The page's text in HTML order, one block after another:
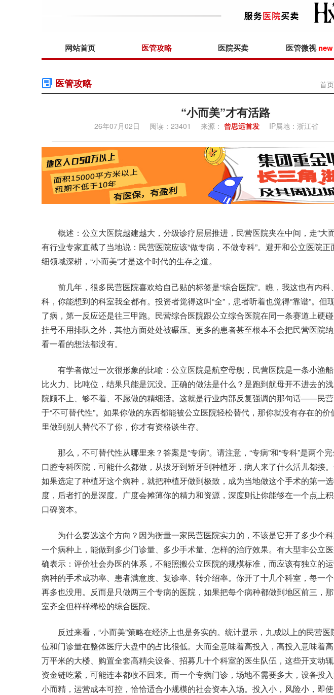
网站首页 医管攻略 医院买卖 医管微视new
医管攻略 首页
“小而美”才有活路
26年07月02日 阅读：23401 来源： 曾思远首发 IP属地：浙江省
概述：公立大医院越建越大，分级诊疗层层推进，民营医院夹在中间，走“大而
有行业专家直截了当地说：民营医院应该“做专病，不做专科”。避开和公立医院
细领域深耕，“小而美”才是这个时代的生存之道。
前几年，很多民营医院喜欢给自己贴的标签是“综合医院”。瞧，我这也有内科
科，你能想到的科室我全都有。投资者觉得这叫“全”，患者听着也觉得“靠谱”。但
了病，第一反应还是往三甲跑。民营综合医院跟公立综合医院在同一条赛道上硬
挂号不用排队之外，其他方面处处被碾压。更多的患者甚至根本不会把民营医院
看一看的想法都没有。
有学者做过一次很形象的比喻：公立医院是航空母舰，民营医院是一条小渔
比火力、比吨位，结果只能是沉没。正确的做法是什么？是跑到航母开不进去的
院顾不上、够不着、不愿做的精细活。这就是行业内部反复强调的那句话——民
于“不可替代性”。如果你做的东西都能被公立医院轻松替代，那你就没有存在的
里做到别人替代不了你，你才有资格谈生存。
那么，不可替代性从哪里来？答案是“专病”。请注意，“专病”和“专科”是两个
口腔专科医院，可能什么都做，从拔牙到矫牙到种植牙，病人来了什么活儿都接。
如果选定了种植牙这个病种，就把种植牙做到极致，成为当地做这个手术的第一
度，后者打的是深度。广度会摊薄你的精力和资源，深度则让你能够在一个点上
口碑资本。
为什么要选这个方向？因为衡量一家民营医院实力的，不该是它开了多少个
一个病种上，能做到多少门诊量、多少手术量、怎样的治疗效果。有大型非公立
确表示：评价社会办医的体系，不能照搬公立医院的规模标准，而应该有独立的
病种的手术成功率、患者满意度、复诊率、转介绍率。你开了十几个科室，每一
再多也没用。反而是只做两三个专病的医院，如果把每个病种都做到地区前三，
室齐全但样样稀松的综合医院。
反过来看，“小而美”策略在经济上也是务实的。统计显示，九成以上的民营医
位和门诊量在整体医疗大盘中的占比很低。大而全意味着高投入，高投入意味着
万平米的大楼、购置全套高精尖设备、招募几十个科室的医生队伍，这些开支动
资金链吃紧，可能连本都收不回来。而一个专病门诊，场地不需要多大，设备投
小而精，运营成本可控，恰恰适合小规模的社会资本入场。投入小，风险小，即